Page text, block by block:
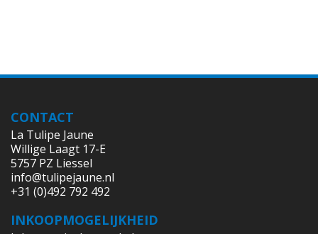
CONTACT
La Tulipe Jaune
Willige Laagt 17-E
5757 PZ Liessel
info@tulipejaune.nl
+31 (0)492 792 492
INKOOPMOGELIJKHEID